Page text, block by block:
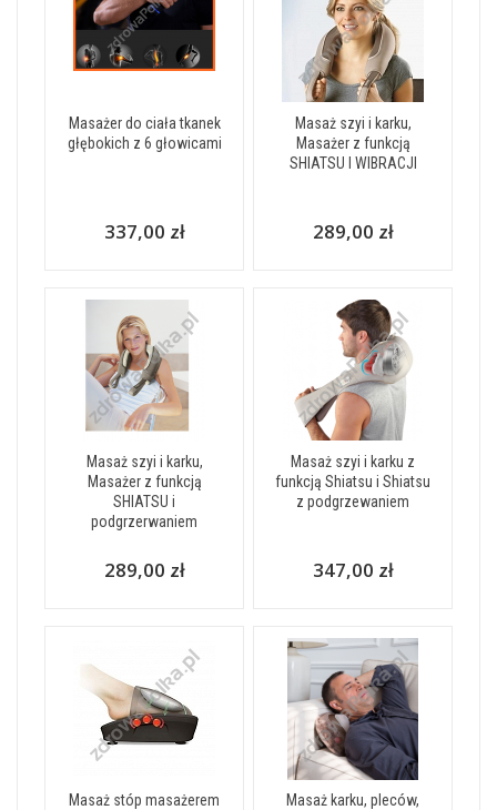
Masażer do ciała tkanek
głębokich z 6 głowicami
337,00 zł
Masaż szyi i karku,
Masażer z funkcją
SHIATSU I WIBRACJI
289,00 zł
Masaż szyi i karku,
Masażer z funkcją
SHIATSU i
podgrzerwaniem
289,00 zł
Masaż szyi i karku z
funkcją Shiatsu i Shiatsu
z podgrzewaniem
347,00 zł
Masaż stóp masażerem
Masaż karku, pleców,